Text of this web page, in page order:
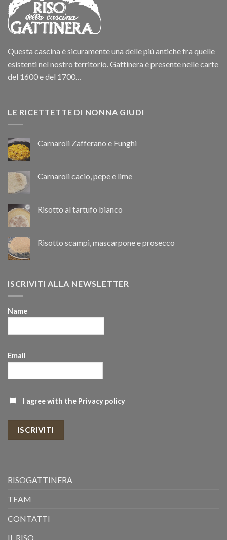
Questa cascina è sicuramente una delle più antiche fra quelle
esistenti nel nostro territorio. Gattinera è presente nelle carte
del 1600 e del 1700…
LE RICETTETTE DI NONNA GIUDI
Carnaroli Zafferano e Funghi
Carnaroli cacio, pepe e lime
Risotto al tartufo bianco
Risotto scampi, mascarpone e prosecco
ISCRIVITI ALLA NEWSLETTER
Name
Email
I agree with the Privacy policy
ISCRIVITI
RISOGATTINERA
TEAM
CONTATTI
IL RISO